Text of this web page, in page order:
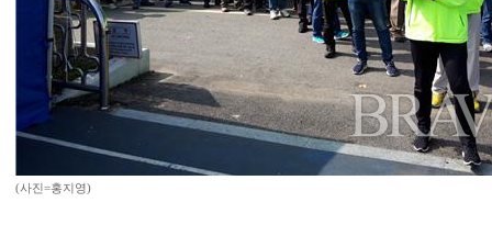
(사진=홍지영)